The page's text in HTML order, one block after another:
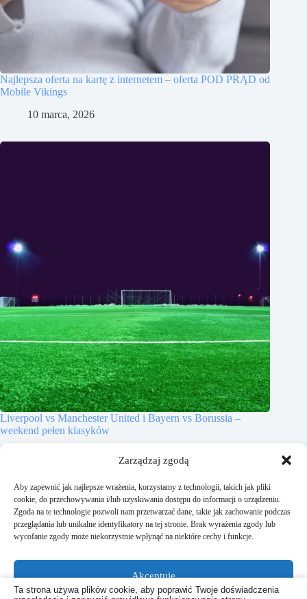
Zarządzaj zgodą
Aby zapewnić jak najlepsze wrażenia, korzystamy z technologii, takich jak pliki
cookie, do przechowywania i/lub uzyskiwania dostępu do informacji o urządzeniu.
Zgoda na te technologie pozwoli nam przetwarzać dane, takie jak zachowanie podczas
przeglądania lub unikalne identyfikatory na tej stronie. Brak wyrażenia zgody lub
wycofanie zgody może niekorzystnie wpłynąć na niektóre cechy i funkcje.
Akceptuję
Najlepsza oferta na kartę z internetem – oferta POD PRĄD od
Mobile Vikings
10 marca, 2026
Liverpool vs Manchester United i Bayern vs Borussia –
weekend pełen klasyków
Dodaj komentarz
Ta strona używa plików cookie, aby poprawić Twoje doświadczenia